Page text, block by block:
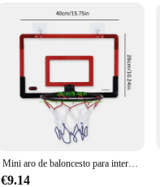
Mini aro de baloncesto para interiores para niños y adultos, 40X20 cm, plástico, juegos familiares, juguete para el hogar y la Oficina, puerta o pared
€9.14